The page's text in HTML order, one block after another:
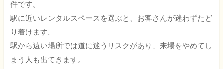
件です。
駅に近いレンタルスペースを選ぶと、お客さんが迷わずたど
り着けます。
駅から遠い場所では道に迷うリスクがあり、来場をやめてし
まう人も出てきます。